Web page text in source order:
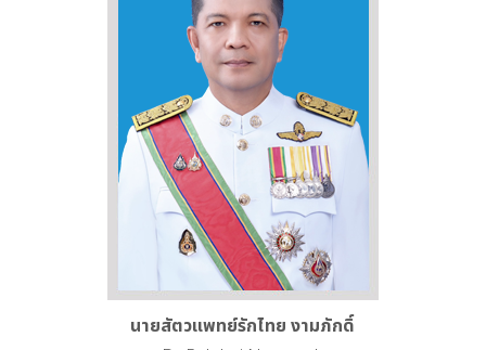
นายสัตวแพทย์รักไทย งามภักดิ์